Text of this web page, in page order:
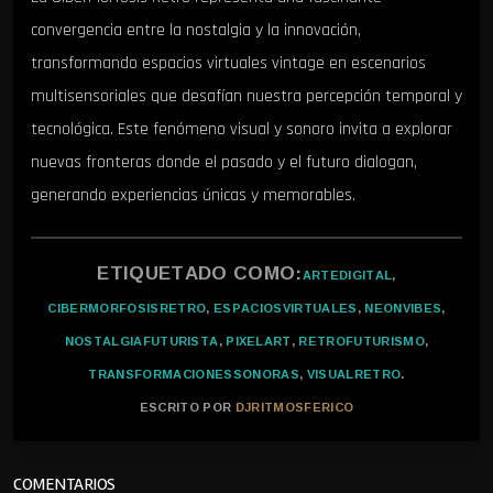
convergencia entre la nostalgia y la innovación,
transformando espacios virtuales vintage en escenarios
multisensoriales que desafían nuestra percepción temporal y
tecnológica. Este fenómeno visual y sonoro invita a explorar
nuevas fronteras donde el pasado y el futuro dialogan,
generando experiencias únicas y memorables.
ETIQUETADO COMO:ARTEDIGITAL,
CIBERMORFOSISRETRO, ESPACIOSVIRTUALES,NEONVIBES,
NOSTALGIAFUTURISTA,PIXELART,RETROFUTURISMO,
TRANSFORMACIONESSONORAS,VISUALRETRO.
ESCRITO POR DJRITMOSFERICO
COMENTARIOS